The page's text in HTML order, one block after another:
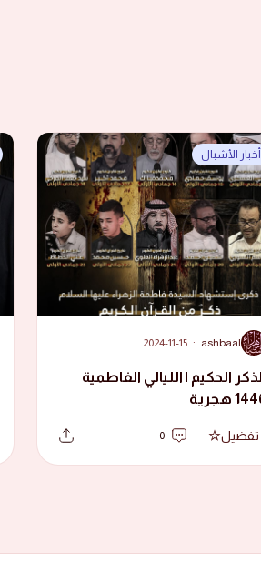
أخبار الأشبال
A
ashbaal
·
2024-11-15
الحكيم | الليالي الفاطمية
هجرية
تفضيل 0